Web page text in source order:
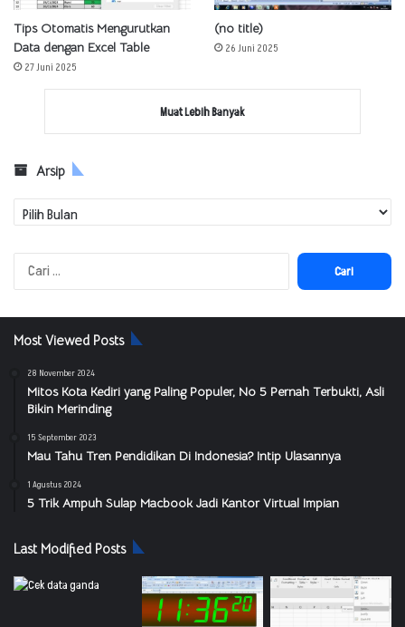
Tips Otomatis Mengurutkan
Data dengan Excel Table
27 Juni 2025
(no title)
26 Juni 2025
Muat Lebih Banyak
Arsip
Cari
untuk:
Most Viewed Posts
28 November 2024
Mitos Kota Kediri yang Paling Populer, No 5 Pernah Terbukti, Asli
Bikin Merinding
15 September 2023
Mau Tahu Tren Pendidikan Di Indonesia? Intip Ulasannya
1 Agustus 2024
5 Trik Ampuh Sulap Macbook Jadi Kantor Virtual Impian
Last Modified Posts